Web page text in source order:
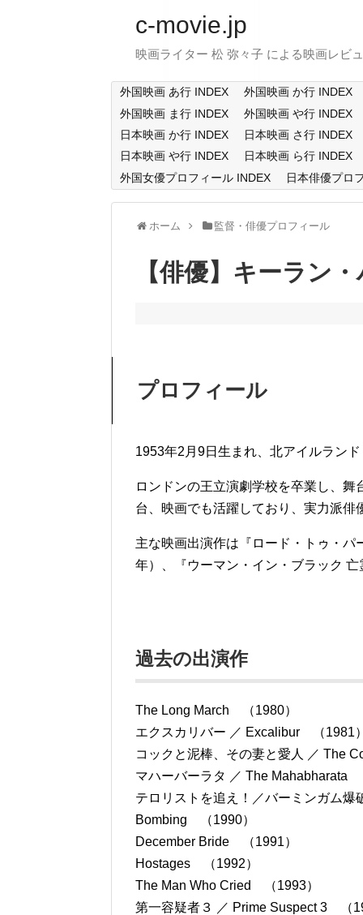
c-movie.jp
映画ライター 松 弥々子 による映画レビ
外国映画 あ行 INDEX
外国映画 か行 INDEX
外国映画 ま行 INDEX
外国映画 や行 INDEX
日本映画 か行 INDEX
日本映画 さ行 INDEX
日本映画 や行 INDEX
日本映画 ら行 INDEX
外国女優プロフィール INDEX
日本俳優プロ
ホーム 監督・俳優プロフィール
【俳優】キーラン
プロフィール
1953年2月9日生まれ、北アイルラン
ロンドンの王立演劇学校を卒業し、
台、映画でも活躍しており、実力派俳
主な映画出演作は『ロード・トゥ・
年）、『ウーマン・イン・ブラック
過去の出演作
The Long March （1980）
エクスカリバー ／ Excalibur （1981
コックと泥棒、その妻と愛人 ／ The
マハーバーラタ ／ The Mahabharata
テロリストを追え！／バーミンガム爆
Bombing （1990）
December Bride （1991）
Hostages （1992）
The Man Who Cried （1993）
第一容疑者３ ／ Prime Suspect 3 （